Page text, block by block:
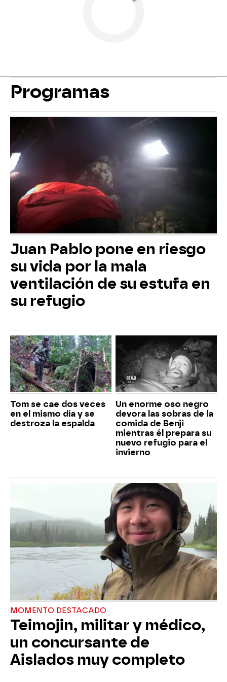
Programas
Juan Pablo pone en riesgo
su vida por la mala
ventilación de su estufa en
su refugio
Tom se cae dos veces
en el mismo día y se
destroza la espalda
Un enorme oso negro
devora las sobras de la
comida de Benji
mientras él prepara su
nuevo refugio para el
invierno
MOMENTO DESTACADO
Teimojin, militar y médico,
un concursante de
Aislados muy completo